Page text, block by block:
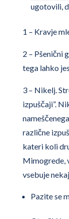
ugotovili,
1 – Kravje
2 – Pšenični
tega lahko
3 – Nikelj.
izpuščaji”.
različne
kateri koli
Mimogrede,
vsebuje
Pazite se